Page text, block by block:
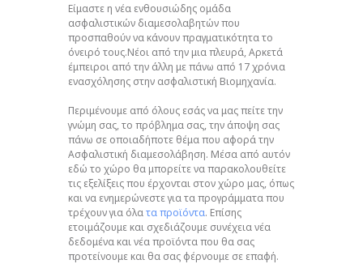
Είμαστε η νέα ενθουσιώδης ομάδα
ασφαλιστικών διαμεσολαβητών που
προσπαθούν να κάνουν πραγματικότητα το
όνειρό τους.Νέοι από την μια πλευρά, Αρκετά
έμπειροι από την άλλη με πάνω από 17 χρόνια
ενασχόλησης στην ασφαλιστική Βιομηχανία.
Περιμένουμε από όλους εσάς να μας πείτε την
γνώμη σας, το πρόβλημα σας, την άποψη σας
πάνω σε οποιαδήποτε θέμα που αφορά την
Ασφαλιστική διαμεσολάβηση. Μέσα από αυτόν
εδώ το χώρο θα μπορείτε να παρακολουθείτε
τις εξελίξεις που έρχονται στον χώρο μας, όπως
και να ενημερώνεστε για τα προγράμματα που
τρέχουν για όλατα προϊόντα. Επίσης
ετοιμάζουμε και σχεδιάζουμε συνέχεια νέα
δεδομένα και νέα προϊόντα που θα σας
προτείνουμε και θα σας φέρνουμε σε επαφή.